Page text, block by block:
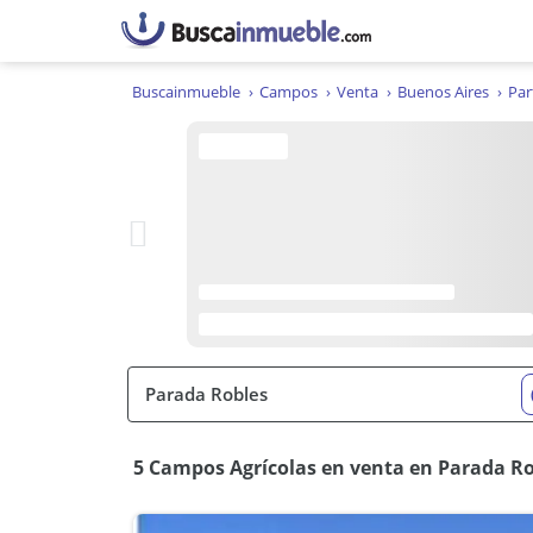
Buscainmueble Campos Venta Buenos Aires
5 Campos Agrícolas en venta en Parada